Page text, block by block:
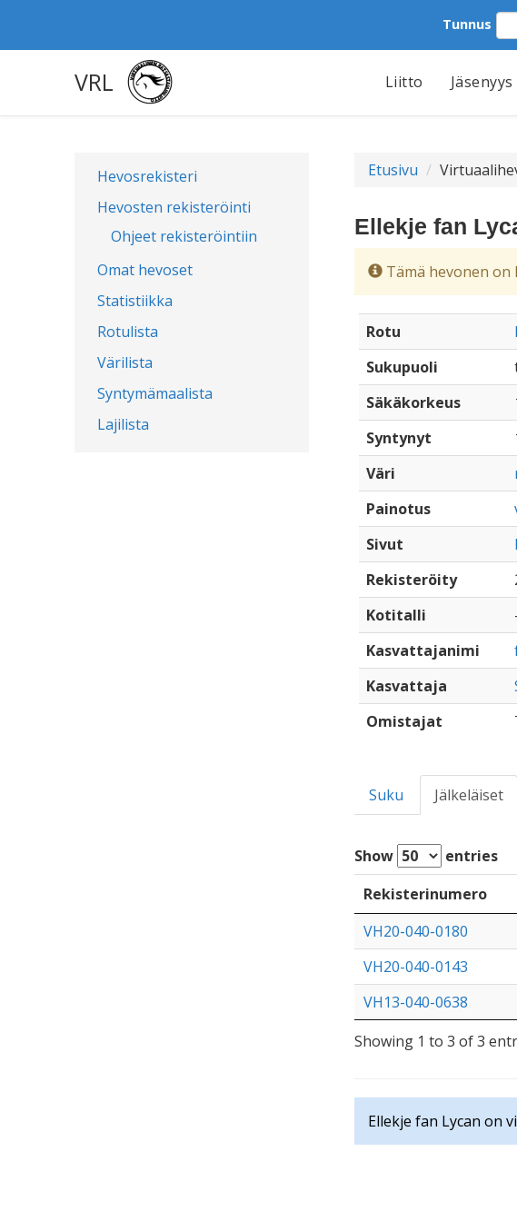
Tunnus
VRL Liitto Jäsenyys
Hevosrekisteri
Hevosten rekisteröinti
Ohjeet rekisteröintiin
Omat hevoset
Statistiikka
Rotulista
Värilista
Syntymämaalista
Lajilista
Etusivu
Ellekje fan
Tämä hevonen on
Rotu
Sukupuoli
Säkäkorkeus
Syntynyt
Väri
Painotus
Sivut
Rekisteröity
Kotitalli
Kasvattajanimi
Kasvattaja
Omistajat
Suku Jälkeläiset
Show entries
Rekisterinumero
VH20-040-0180
VH20-040-0143
VH13-040-0638
Showing 1 to 3 of 3
Ellekje fan Lycan on